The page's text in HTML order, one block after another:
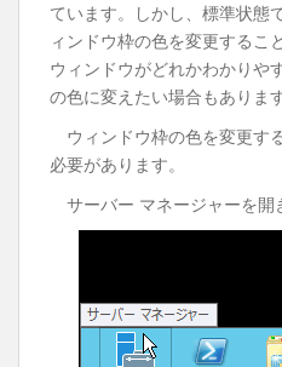
ています。しかし、標準状態
ィンドウ枠の色を変更するこ
ウィンドウがどれかわかりや
の色に変えたい場合もあります
ウィンドウ枠の色を変更す
必要があります。
サーバー マネージャーを開